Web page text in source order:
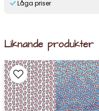
Låga priser
Liknande produkter